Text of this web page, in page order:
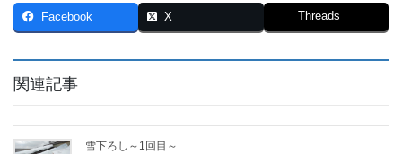
Facebook X Threads
関連記事
雪下ろし～1回目～